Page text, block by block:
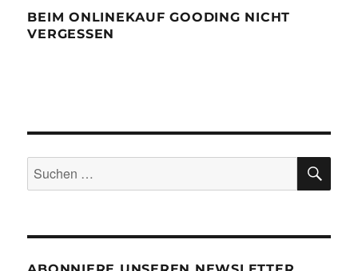
BEIM ONLINEKAUF GOODING NICHT
VERGESSEN
Suchen
nach: